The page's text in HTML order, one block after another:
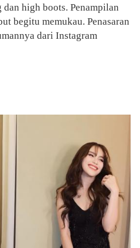
high boots. Penampilan
begitu memukau. Penasaran
dari Instagram